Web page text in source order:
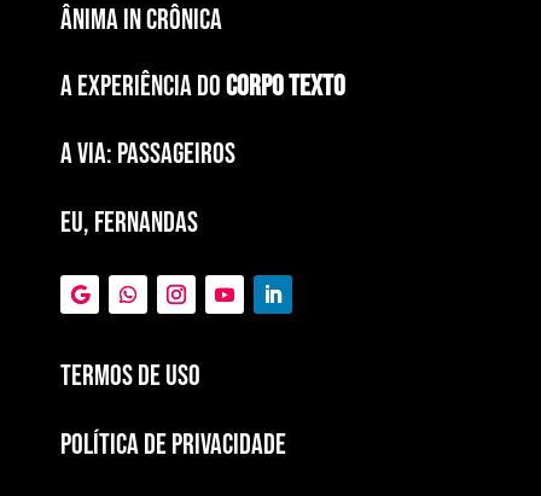
ÂNIMA IN CRÔNICA
A EXPERIÊNCIA DOCORPO TEXTO
a via: paSSAGEIROS
EU, FERNANDAS
Termos de Uso
POLÍTICA DE PRIVACIDADE